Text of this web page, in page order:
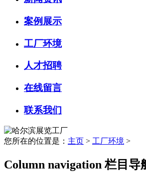
案例展示
工厂环境
人才招聘
在线留言
联系我们
您所在的位置是： 主页 > 工厂环境 >
Column navigation 栏目导